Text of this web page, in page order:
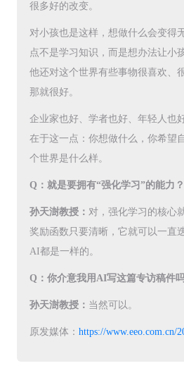
很多好的改变。
对小孩也是这样，想做什么会变得
点不是学习知识，而是想办法让小
他还对这个世界有些事物很喜欢、
那就很好。
企业家也好、学者也好、年轻人也
在于这一点：你想做什么，你希望
个世界是什么样。
Q：就是要拥有“强化学习”的能力？
孙天澍教授： 对，强化学习的核心
奖励函数只要清晰，它就可以一直
AI都是一样的。
Q：你介意我用AI写这篇专访稿件
孙天澍教授： 当然可以。
原发媒体： https://www.eeo.com.cn/